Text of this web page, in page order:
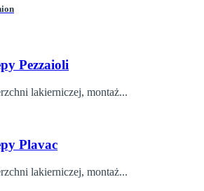
Pezzaioli
lakierniczej, montaż...
Plavac
lakierniczej, montaż...